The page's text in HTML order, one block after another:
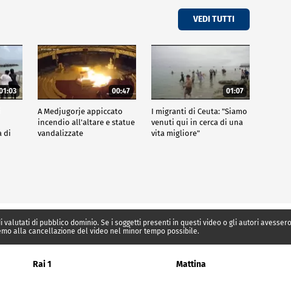
VEDI TUTTI
di
00:47
A Medjugorje appiccato
incendio all'altare e statue
vandalizzate
01:07
I migranti di Ceuta: "Siamo
venuti qui in cerca di una
vita migliore"
di pubblico dominio. Se i soggetti presenti in questi video o gli autori
alla cancellazione del video nel minor tempo possibile.
Rai 1 Mattina